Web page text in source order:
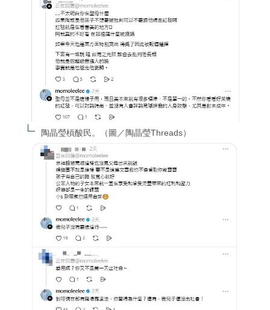
陶晶瑩槓酸民。（圖／陶晶瑩Threads）